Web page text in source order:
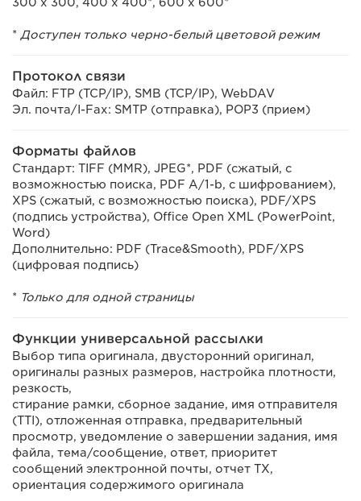
* Доступен только черно-белый цветовой режим
Протокол связи
Файл: FTP (TCP/IP), SMB (TCP/IP), WebDAV
Эл. почта/I-Fax: SMTP (отправка), POP3 (прием)
Форматы файлов
Стандарт: TIFF (MMR), JPEG*, PDF (сжатый, с
возможностью поиска, PDF A/1-b, с шифрованием),
XPS (сжатый, с возможностью поиска), PDF/XPS
(подпись устройства), Office Open XML (PowerPoint,
Word)
Дополнительно: PDF (Trace&Smooth), PDF/XPS
(цифровая подпись)
* Только для одной страницы
Функции универсальной рассылки
Выбор типа оригинала, двусторонний оригинал,
оригиналы разных размеров, настройка плотности,
резкость,
стирание рамки, сборное задание, имя отправителя
(TTI), отложенная отправка, предварительный
просмотр, уведомление о завершении задания, имя
файла, тема/сообщение, ответ, приоритет
сообщений электронной почты, отчет TX,
ориентация содержимого оригинала